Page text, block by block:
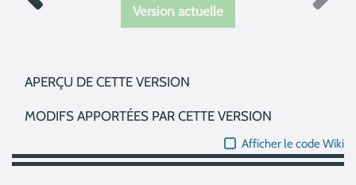
Version actuelle
APERÇU DE CETTE VERSION
MODIFS APPORTÉES PAR CETTE VERSION
Afficher le code Wiki